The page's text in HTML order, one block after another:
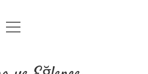
menüyü